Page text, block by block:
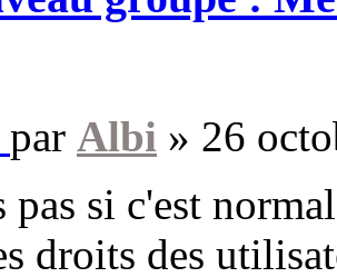
par Albi » 26
pas si c'est
droits des